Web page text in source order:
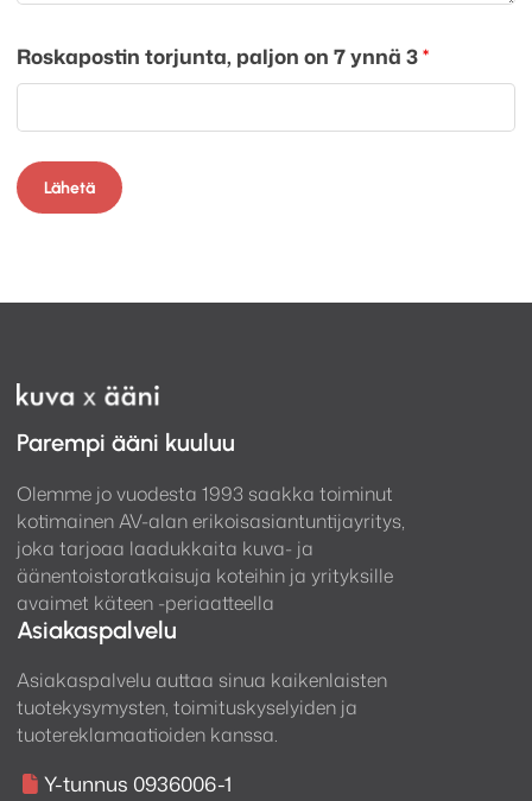
Roskapostin torjunta, paljon on 7 ynnä 3*
Parempi ääni kuuluu
Olemme jo vuodesta 1993 saakka toiminut
kotimainen AV-alan erikoisasiantuntijayritys,
joka tarjoaa laadukkaita kuva- ja
äänentoistoratkaisuja koteihin ja yrityksille
avaimet käteen -periaatteella
Asiakaspalvelu
Asiakaspalvelu auttaa sinua kaikenlaisten
tuotekysymysten, toimituskyselyiden ja
tuotereklamaatioiden kanssa.
Y-tunnus 0936006-1